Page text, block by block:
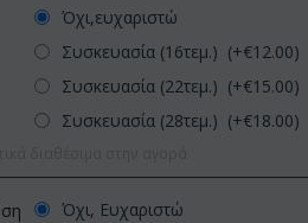
9%
Όχι,ευχαριστώ
Συσκευασία (16τεμ.) (+€12.00)
Συσκευασία (22τεμ.) (+€15.00)
Συσκευασία (28τεμ.) (+€18.00)
Όχι, Ευχαριστώ